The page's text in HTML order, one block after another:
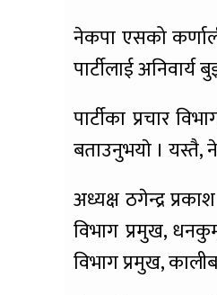
नेकपा एसको
पार्टीलाई अनिवार्य
पार्टीका प्रचार
बताउनुभयाे । यस्तै,
अध्यक्ष ठगेन्द्र
विभाग प्रमुख,
विभाग प्रमुख,